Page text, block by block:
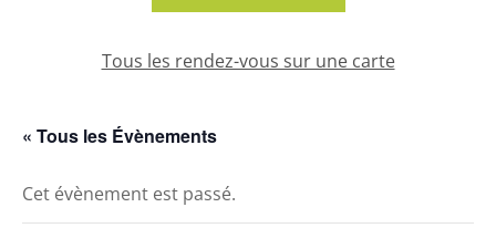
Tous les rendez-vous sur une carte
« Tous les Évènements
Cet évènement est passé.